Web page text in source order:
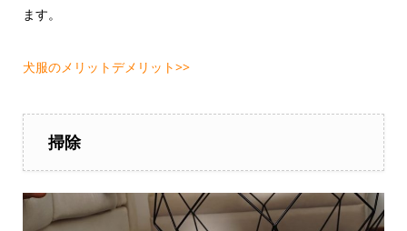
ます。
犬服のメリットデメリット>>
掃除